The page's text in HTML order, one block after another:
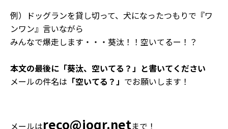
例）ドッグランを貸し切って、犬になったつもりで『ワ
ンワン』言いながら
みんなで爆走します・・・葵汰！！空いてるー！？
本文の最後に「葵汰、空いてる？」と書いてください
メールの件名は 「空いてる？」 でお願いします！
メールはreco@joqr.netまで！